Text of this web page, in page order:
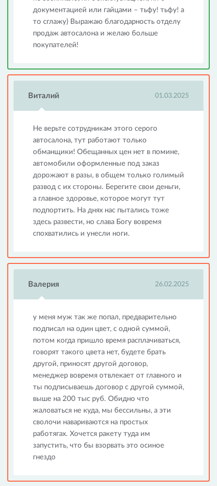
документацией или гайцами – тьфу! тьфу! а
то сглажу) Выражаю благодарность отделу
продаж автосалона и желаю больше
покупателей!
Виталий 01.03.2025
Не верьте сотрудникам этого серого
автосалона, тут работают только
обманщики! Обещанных цен нет в помине,
автомобили оформленные под заказ
дорожают в разы, в общем только голимый
развод с их стороны. Берегите свои деньги,
а главное здоровье, которое могут тут
подпортить. На днях нас пытались тоже
здесь развести, но слава Богу вовремя
спохватились и унесли ноги.
Валерия 26.02.2025
у меня муж так же попал, предварительно
подписал на один цвет, с одной суммой,
потом когда пришло время расплачиваться,
говорят такого цвета нет, будете брать
другой, приносят другой договор,
менеджер вовремя отвлекает от главного и
ты подписываешь договор с другой суммой,
выше на 200 тыс руб. Обидно что
жаловаться не куда, мы бессильны, а эти
сволочи навариваются на простых
работягах. Хочется ракету туда им
запустить, что бы взорвать это осиное
гнездо